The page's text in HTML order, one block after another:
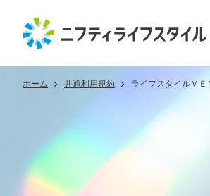
ホーム 共通利用規約 ライフスタイルＭ